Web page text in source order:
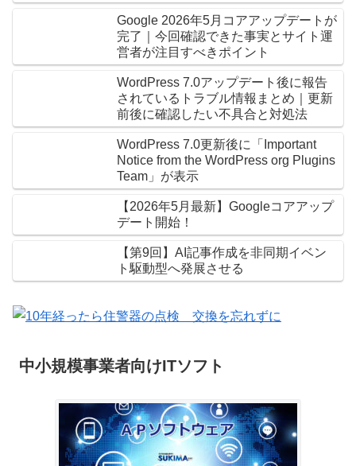
Google 2026年5月コアアップデートが
完了｜今回確認できた事実とサイト運
営者が注目すべきポイント
WordPress 7.0アップデート後に報告
されているトラブル情報まとめ｜更新
前後に確認したい不具合と対処法
WordPress 7.0更新後に「Important
Notice from the WordPress org Plugins
Team」が表示
【2026年5月最新】Googleコアアップ
デート開始！
【第9回】AI記事作成を非同期イベン
ト駆動型へ発展させる
中小規模事業者向けITソフト